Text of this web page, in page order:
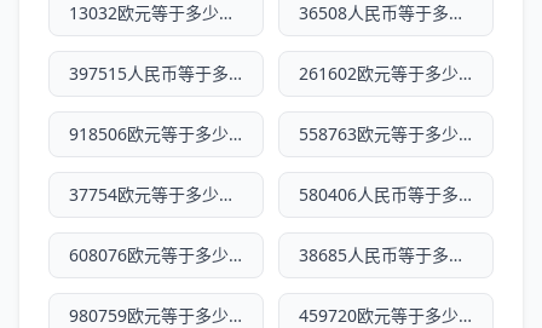
13032欧元等于多少人民币 36508人民币等于多少欧元
397515人民币等于多少欧元 261602欧元等于多少人民币
918506欧元等于多少人民币 558763欧元等于多少人民币
37754欧元等于多少人民币 580406人民币等于多少欧元
608076欧元等于多少人民币 38685人民币等于多少欧元
980759欧元等于多少人民币 459720欧元等于多少人民币